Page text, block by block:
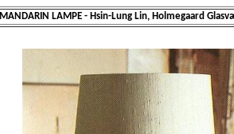
MANDARIN LAMPE - Hsin-Lung Lin, Holmegaard